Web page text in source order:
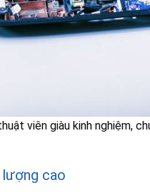
viên giàu kinh nghiệm,
lượng cao